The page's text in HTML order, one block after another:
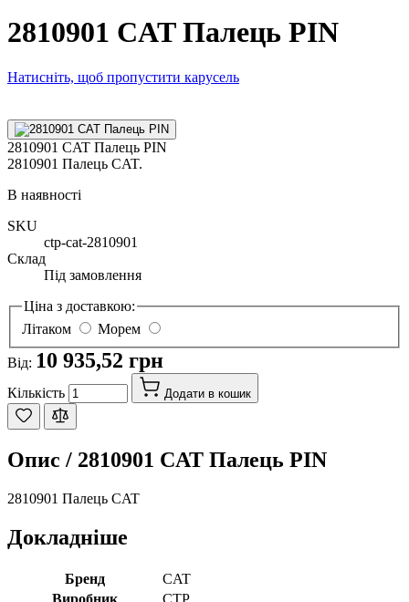
2810901 CAT Палець PIN
Натисніть, щоб пропустити карусель
2810901 CAT Палець PIN
2810901 Палець CAT.
В наявності
SKU
ctp-cat-2810901
Склад
Під замовлення
Ціна з доставкою:
Літаком
Морем
Від: 10 935,52 грн
Кількість Додати в кошик
Опис / 2810901 CAT Палець PIN
2810901 Палець CAT
Докладніше
Бренд
CAT
Виробник
CTP